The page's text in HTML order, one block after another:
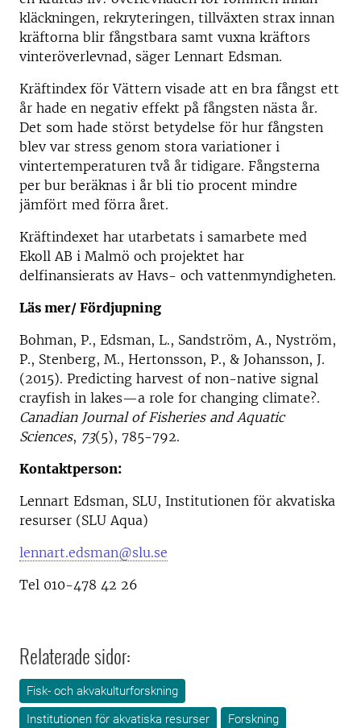
kläckningen, rekryteringen, tillväxten strax innan
kräftorna blir fångstbara samt vuxna kräftors
vinteröverlevnad, säger Lennart Edsman.
Kräftindex för Vättern visade att en bra fångst ett
år hade en negativ effekt på fångsten nästa år.
Det som hade störst betydelse för hur fångsten
blev var stress genom stora variationer i
vintertemperaturen två år tidigare. Fångsterna
per bur beräknas i år bli tio procent mindre
jämfört med förra året.
Kräftindexet har utarbetats i samarbete med
Ekoll AB i Malmö och projektet har
delfinansierats av Havs- och vattenmyndigheten.
Läs mer/ Fördjupning
Bohman, P., Edsman, L., Sandström, A., Nyström,
P., Stenberg, M., Hertonsson, P., & Johansson, J.
(2015). Predicting harvest of non-native signal
crayfish in lakes—a role for changing climate?.
Canadian Journal of Fisheries and Aquatic
Sciences, 73(5), 785-792.
Kontaktperson:
Lennart Edsman, SLU, Institutionen för akvatiska
resurser (SLU Aqua)
lennart.edsman@slu.se
Tel 010-478 42 26
Relaterade sidor:
Fisk- och akvakulturforskning
Institutionen för akvatiska resurser
Forskning